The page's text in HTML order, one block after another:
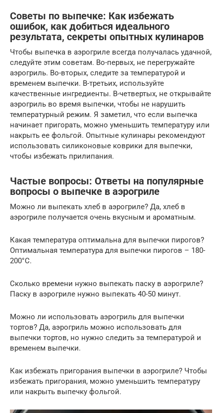
Советы по выпечке: Как избежать
ошибок, как добиться идеального
результата, секреты опытных кулинаров
Чтобы выпечка в аэрогриле всегда получалась удачной,
следуйте этим советам. Во-первых, не перегружайте
аэрогриль. Во-вторых, следите за температурой и
временем выпечки. В-третьих, используйте
качественные ингредиенты. В-четвертых, не открывайте
аэрогриль во время выпечки, чтобы не нарушить
температурный режим. Я заметил, что если выпечка
начинает пригорать, можно уменьшить температуру или
накрыть ее фольгой. Опытные кулинары рекомендуют
использовать силиконовые коврики для выпечки,
чтобы избежать прилипания.
Частые вопросы: Ответы на популярные
вопросы о выпечке в аэрогриле
Можно ли выпекать хлеб в аэрогриле? Да, хлеб в
аэрогриле получается очень вкусным и ароматным.
Какая температура оптимальна для выпечки пирогов?
Оптимальная температура для выпечки пирогов – 180-
200°C.
Сколько времени нужно выпекать паску в аэрогриле?
Паску в аэрогриле нужно выпекать 40-50 минут.
Можно ли использовать аэрогриль для выпечки
тортов? Да, аэрогриль можно использовать для
выпечки тортов, но нужно следить за температурой и
временем выпечки.
Как избежать пригорания выпечки в аэрогриле? Чтобы
избежать пригорания, можно уменьшить температуру
или накрыть выпечку фольгой.